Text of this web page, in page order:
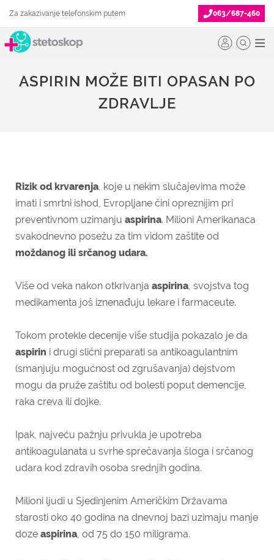
Za zakazivanje telefonskim putem 063/687-460
ASPIRIN MOŽE BITI OPASAN PO
ZDRAVLJE
Rizik od krvarenja, koje u nekim slučajevima može
imati i smrtni ishod, Evropljane čini opreznijim pri
preventivnom uzimanju aspirina. Milioni Amerikanaca
svakodnevno posežu za tim vidom zaštite od
moždanog ili srčanog udara.
Više od veka nakon otkrivanja aspirina, svojstva tog
medikamenta još iznenađuju lekare i farmaceute.
Tokom protekle decenije više studija pokazalo je da
aspirin i drugi slični preparati sa antikoagulantnim
(smanjuju mogućnost od zgrušavanja) dejstvom
mogu da pruže zaštitu od bolesti poput demencije,
raka creva ili dojke.
Ipak, najveću pažnju privukla je upotreba
antikoagulanata u svrhe sprečavanja šloga i srčanog
udara kod zdravih osoba srednjih godina.
Milioni ljudi u Sjedinjenim Američkim Državama
starosti oko 40 godina na dnevnoj bazi uzimaju manje
doze aspirina, od 75 do 150 miligrama.